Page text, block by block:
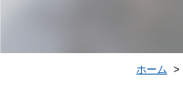
ホーム >